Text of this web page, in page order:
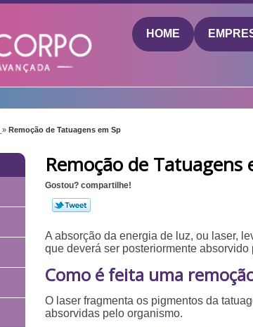
HOME
» Remoção de Tatuagens em Sp
Remoção de Tatuagens
Gostou? compartilhe!
A absorção da energia de luz, ou laser,
que deverá ser posteriormente
Como é feita uma
O laser fragmenta os pigmentos da
absorvidas pelo organismo.